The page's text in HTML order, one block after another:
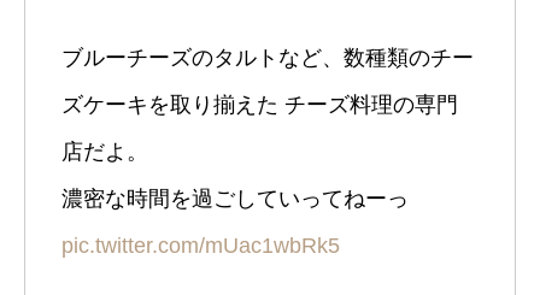
ブルーチーズのタルトなど、数種類のチー
ズケーキを取り揃えた チーズ料理の専門
店だよ。
濃密な時間を過ごしていってねーっ
pic.twitter.com/mUac1wbRk5